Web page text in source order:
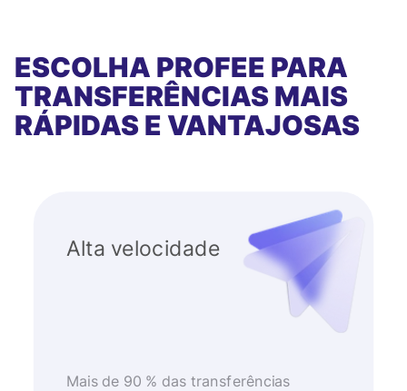
ESCOLHA PROFEE PARA
TRANSFERÊNCIAS MAIS
RÁPIDAS E VANTAJOSAS
Alta velocidade
Mais de 90 % das transferências